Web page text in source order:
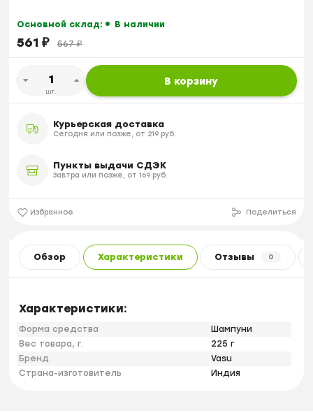
Основной склад: В наличии
561 ₽ 567₽
шт.
В корзину
Курьерская доставка
Сегодня или позже, от 219 руб.
Пункты выдачи СДЭК
Завтра или позже, от 169 руб.
Избранное Поделиться
Обзор Характеристики Отзывы 0
Характеристики:
Форма средства
Шампуни
Вес товара, г.
225 г
Бренд
Vasu
Страна-изготовитель
Индия